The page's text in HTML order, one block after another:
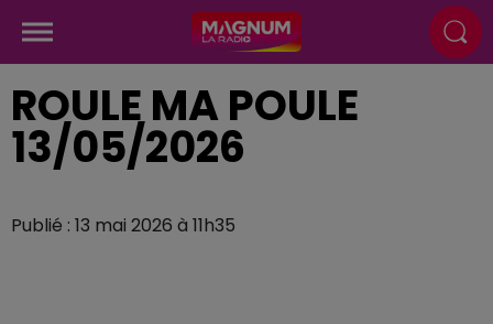
ROULE MA POULE
13/05/2026
Publié : 13 mai 2026 à 11h35